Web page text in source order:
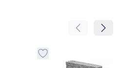
Pomeranje
u kategoriju omiljeno
Dugme za dodavanje